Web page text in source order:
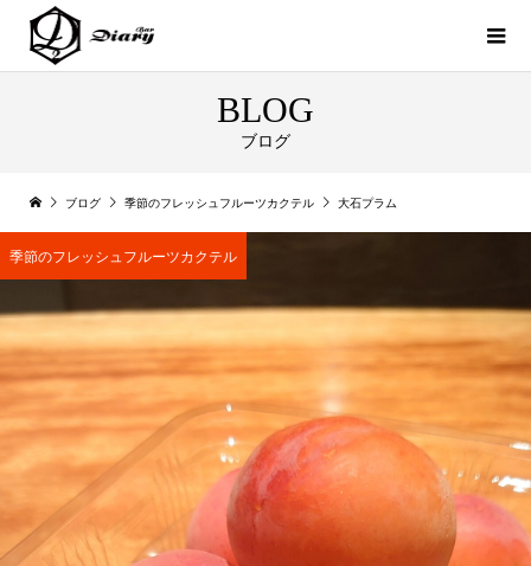
BLOG
ブログ
ブログ 季節のフレッシュフルーツカクテル 大石プラム
季節のフレッシュフルーツカクテル